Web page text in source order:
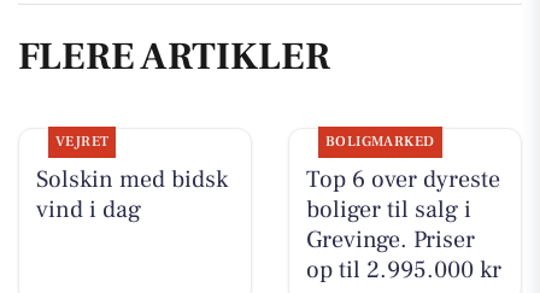
FLERE ARTIKLER
VEJRET
Solskin med bidsk
vind i dag
BOLIGMARKED
Top 6 over dyreste
boliger til salg i
Grevinge. Priser
op til 2.995.000 kr